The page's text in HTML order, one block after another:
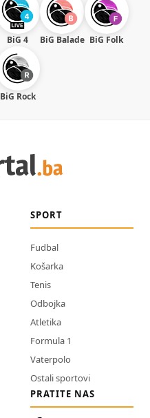
BiG 4 BiG Balade BiG Folk
BiG Rock
SPORT
Fudbal
Košarka
Tenis
Odbojka
Atletika
Formula 1
Vaterpolo
Ostali sportovi
PRATITE NAS